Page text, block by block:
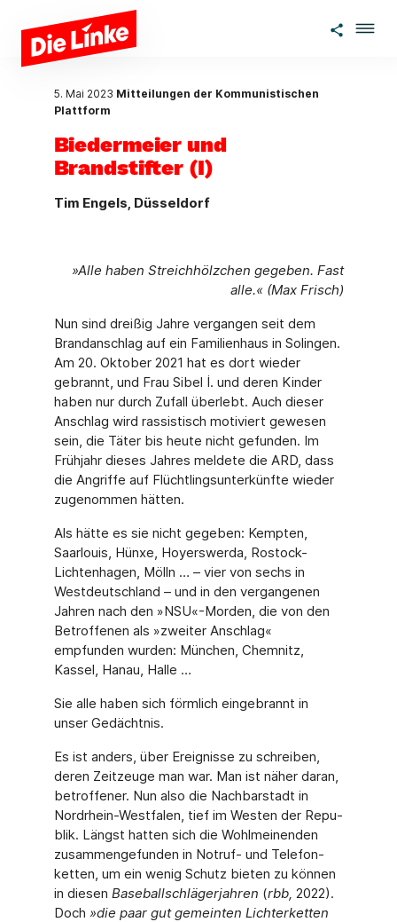
Zum Hauptinhalt springen
5. Mai 2023 Mitteilungen der Kommunistischen
Plattform
Biedermeier und
Brandstifter (I)
Tim Engels, Düsseldorf
»Alle haben Streichhölzchen gegeben. Fast
alle.« (Max Frisch)
Nun sind dreißig Jahre vergangen seit dem
Brandanschlag auf ein Familienhaus in Solin­gen.
Am 20. Oktober 2021 hat es dort wieder
gebrannt, und Frau Sibel İ. und deren Kinder
haben nur durch Zufall überlebt. Auch dieser
Anschlag wird rassistisch motiviert gewesen
sein, die Täter bis heute nicht gefunden. Im
Frühjahr dieses Jahres meldete die ARD, dass
die Angriffe auf Flüchtlingsunterkünfte wieder
zugenommen hätten.
Als hätte es sie nicht gegeben: Kempten,
Saarlouis, Hünxe, Hoyerswerda, Rostock-
Lichten­hagen, Mölln … – vier von sechs in
Westdeutschland – und in den vergangenen
Jahren nach den »NSU«-Morden, die von den
Betroffenen als »zweiter Anschlag«
empfunden wur­den: München, Chemnitz,
Kassel, Hanau, Halle …
Sie alle haben sich förmlich eingebrannt in
unser Gedächtnis.
Es ist anders, über Ereignisse zu schreiben,
deren Zeitzeuge man war. Man ist näher daran,
betroffener. Nun also die Nachbarstadt in
Nordrhein-Westfalen, tief im Westen der Repu­
blik. Längst hatten sich die Wohlmeinenden
zusammengefunden in Notruf- und Telefon­
ketten, um ein wenig Schutz bieten zu können
in diesen Baseballschlägerjahren (rbb, 2022).
Doch »die paar gut gemeinten Lichterketten